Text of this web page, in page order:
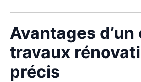
Avantages d’un
travaux
précis